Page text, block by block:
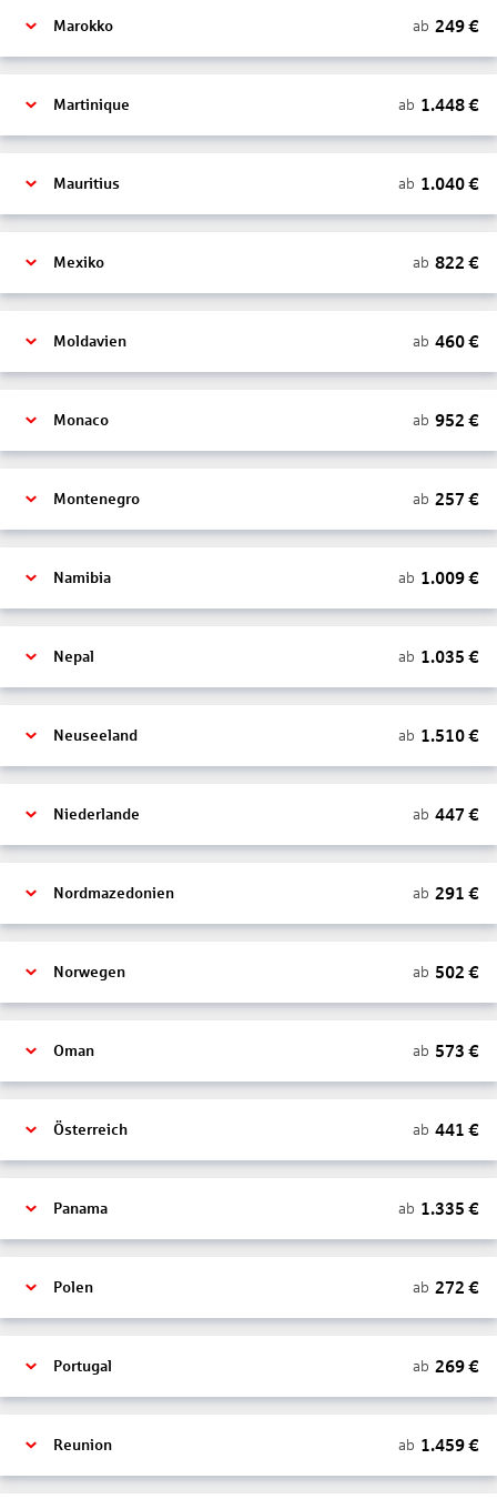
Marokko ab 249€
Martinique ab 1.448€
Mauritius ab 1.040€
Mexiko ab 822 €
Moldavien ab 460€
Monaco ab 952 €
Montenegro ab 257 €
Namibia ab 1.009€
Nepal ab 1.035 €
Neuseeland ab 1.510€
Niederlande ab 447 €
Nordmazedonien ab 291 €
Norwegen ab 502 €
Oman ab 573 €
Österreich ab 441 €
Panama ab 1.335 €
Polen ab 272 €
Portugal ab 269€
Reunion ab 1.459€